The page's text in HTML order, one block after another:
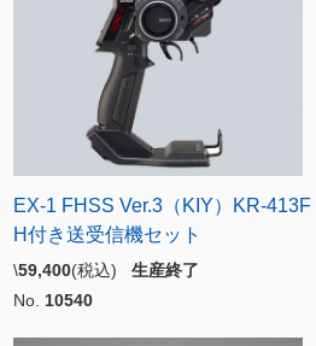
EX-1 FHSS Ver.3（KIY）KR-413F
H付き送受信機セット
\59,400(税込) 生産終了
No. 10540